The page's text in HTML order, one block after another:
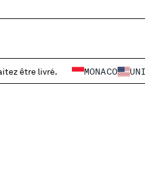
être livré. MONACO